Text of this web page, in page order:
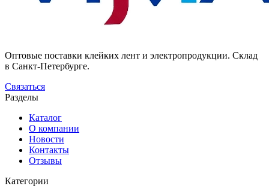
Оптовые поставки клейких лент и электропродукции. Склад
в Санкт-Петербурге.
Связаться
Разделы
Каталог
О компании
Новости
Контакты
Отзывы
Категории